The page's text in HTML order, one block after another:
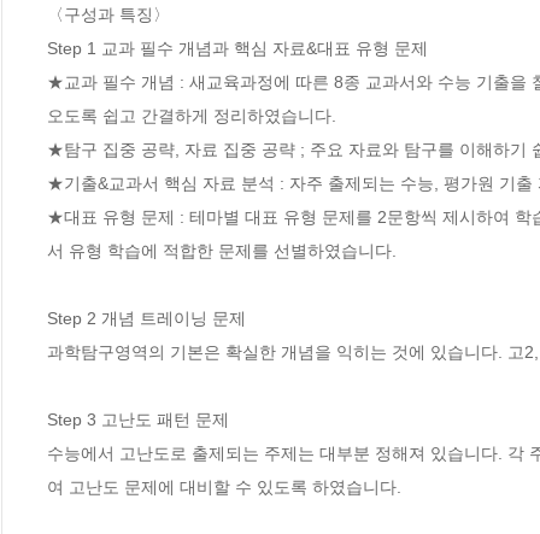
〈구성과 특징〉
Step 1 교과 필수 개념과 핵심 자료&대표 유형 문제
★교과 필수 개념 : 새교육과정에 따른 8종 교과서와 수능 기출을
오도록 쉽고 간결하게 정리하였습니다.
★탐구 집중 공략, 자료 집중 공략 ; 주요 자료와 탐구를 이해하기
★기출&교과서 핵심 자료 분석 : 자주 출제되는 수능, 평가원 기출
★대표 유형 문제 : 테마별 대표 유형 문제를 2문항씩 제시하여
서 유형 학습에 적합한 문제를 선별하였습니다.
Step 2 개념 트레이닝 문제
과학탐구영역의 기본은 확실한 개념을 익히는 것에 있습니다.
Step 3 고난도 패턴 문제
수능에서 고난도로 출제되는 주제는 대부분 정해져 있습니다. 각
여 고난도 문제에 대비할 수 있도록 하였습니다.